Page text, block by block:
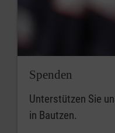
Spenden
Unterstützen Sie
in Bautzen.